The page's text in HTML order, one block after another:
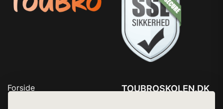
Forside
TOUBROSKOLEN.DK